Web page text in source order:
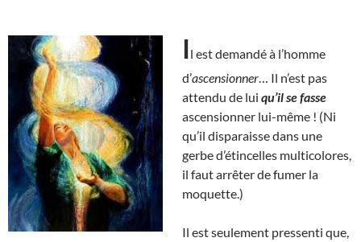
Il est demandé à l’homme
d’ascensionner … Il n’est pas
attendu de lui qu’il se fasse
ascensionner lui-même ! (Ni
qu’il disparaisse dans une
gerbe d’étincelles multicolores,
il faut arrêter de fumer la
moquette.)
Il est seulement pressenti que,